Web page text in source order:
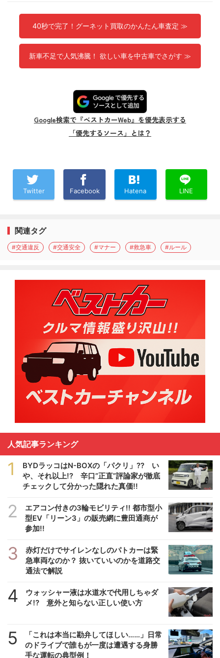
40秒で完了！グーネット買取のかんたん車査定 ≫
新車不足で人気沸騰！ 欲しい車を中古車でさがす ≫
Google検索で『ベストカーWeb』を優先表示する
「優先するソース」とは？
Twitter Facebook Hatena LINE
関連タグ
#交通違反 #交通安全 #マナー #救急車 #ルール
人気記事ランキング
1
BYDラッコはN-BOXの「パクリ」?? い
や、それ以上!? 辛口”正直”評論家が徹底
チェックして分かった隠れた真価!!
2
エアコン付きの3輪モビリティ!! 都市型小
型EV「リーン3」の販売網に豊田通商が
参加!!
3
赤灯だけでサイレンなしのパトカーは緊
急車両なのか？ 抜いていいのかを道路交
通法で解説
4
ウォッシャー液は水道水で代用しちゃダ
メ!? 意外と知らない正しい使い方
5
「これは本当に勘弁してほしい……」日常
のドライブで誰もが一度は遭遇する身勝
手な運転の典型例！